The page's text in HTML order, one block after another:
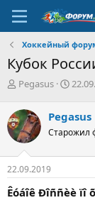
Хоккейный
Кубок
А
т
о
р
т
е
м
ы
Pegasus
Д
а
н
ч
л
а
Pegasus
Старожил
22.09.2019
Êóáîê Ðîññèè ïî